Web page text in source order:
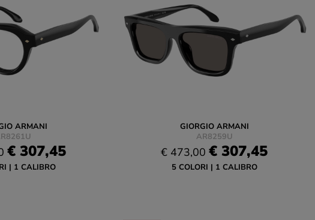
ARMANI
€ 307,45
1 CALIBRO
GIORGIO ARMANI
AR8259U
€ 473,00 € 307,45
5 COLORI 1 CALIBRO